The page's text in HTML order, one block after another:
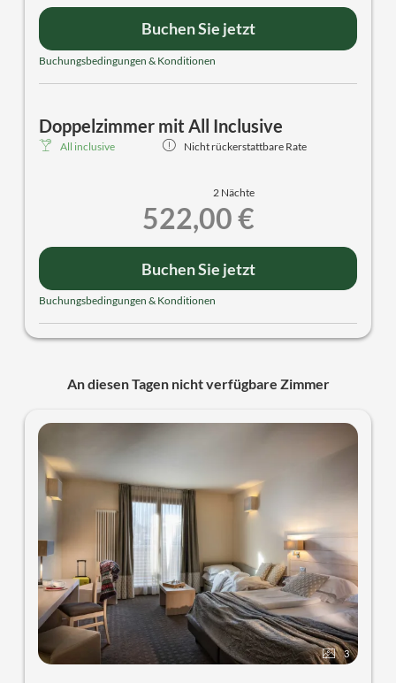
Buchen Sie jetzt
Buchungsbedingungen & Konditionen
Doppelzimmer mit All Inclusive
All inclusive Nicht rückerstattbare Rate
2 Nächte
522,00 €
Buchen Sie jetzt
Buchungsbedingungen & Konditionen
An diesen Tagen nicht verfügbare Zimmer
3